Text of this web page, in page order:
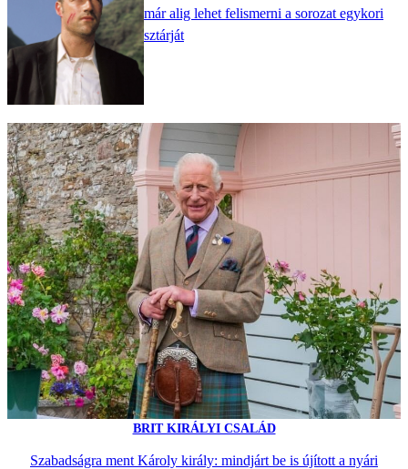
már alig lehet felismerni a sorozat egykori
sztárját
BRIT KIRÁLYI CSALÁD
Szabadságra ment Károly király: mindjárt be is újított a nyári